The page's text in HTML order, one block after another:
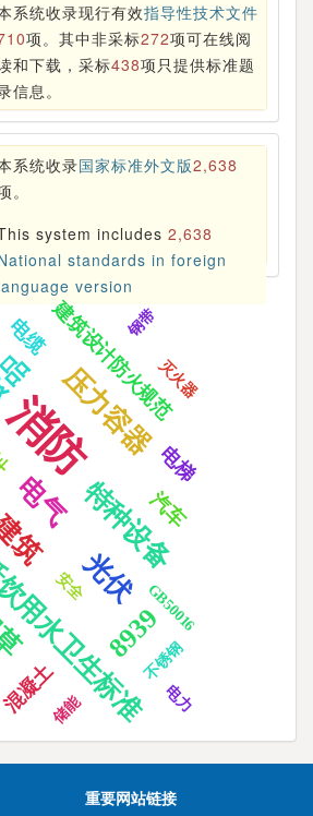
系统收录现行有效指导性技术文件
项。 其中非采标272项可在线阅
和下载，采标438项只提供标准题
信息。
系统收录国家标准外文版2,638
。
system includes 2,638
standards in foreign
version
消防
筑
压力容器
光伏
卫生标准
特种设备
电气
8939
建筑设计防火规范
汽车
混凝土
电梯
电缆
安全
灭火器
不锈钢
钢带
储能
GB50016
电力
重要网站链接